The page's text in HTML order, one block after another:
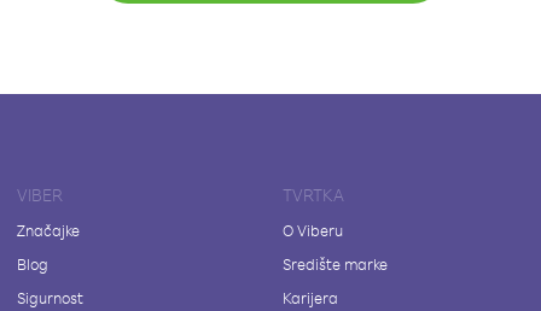
VIBER
Značajke
Blog
Sigurnost
TVRTKA
O Viberu
Središte marke
Karijera